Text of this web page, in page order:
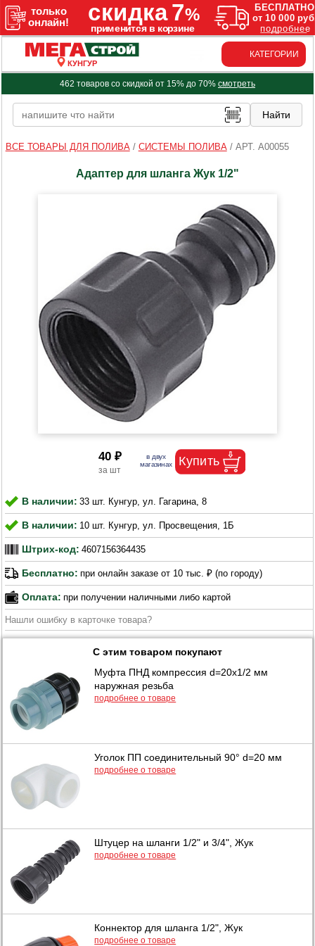
КУНГУР
КАТЕГОРИИ
462 товаров со скидкой от 15% до 70% смотреть
ВСЕ ТОВАРЫ ДЛЯ ПОЛИВА/ СИСТЕМЫ ПОЛИВА/ АРТ. A00055
Адаптер для шланга Жук 1/2"
40 ₽
В наличии: 33 шт. Кунгур, ул. Гагарина, 8
В наличии: 10 шт. Кунгур, ул. Просвещения, 1Б
Штрих-код: 4607156364435
Бесплатно: при онлайн заказе от 10 тыс. ₽ (по городу)
Оплата: при получении наличными либо картой
Нашли ошибку в карточке товара?
С этим товаром покупают
Муфта ПНД компрессия d=20х1/2 мм
наружная резьба
подробнее о товаре
Уголок ПП соединительный 90° d=20 мм
подробнее о товаре
Штуцер на шланги 1/2" и 3/4", Жук
подробнее о товаре
Коннектор для шланга 1/2", Жук
подробнее о товаре